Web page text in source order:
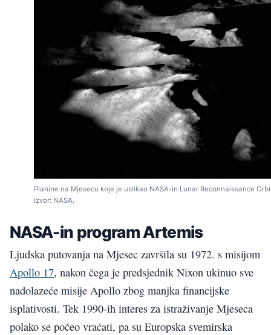
Planine na Mjesecu koje je uslikao NASA-in Lunar Reconnaissance
Izvor: NASA.
NASA-in program Artemis
Ljudska putovanja na Mjesec završila su 1972. s misijom
Apollo 17, nakon čega je predsjednik Nixon ukinuo sve
nadolazeće misije Apollo zbog manjka financijske
isplativosti. Tek 1990-ih interes za istraživanje Mjeseca
polako se počeo vraćati, pa su Europska svemirska